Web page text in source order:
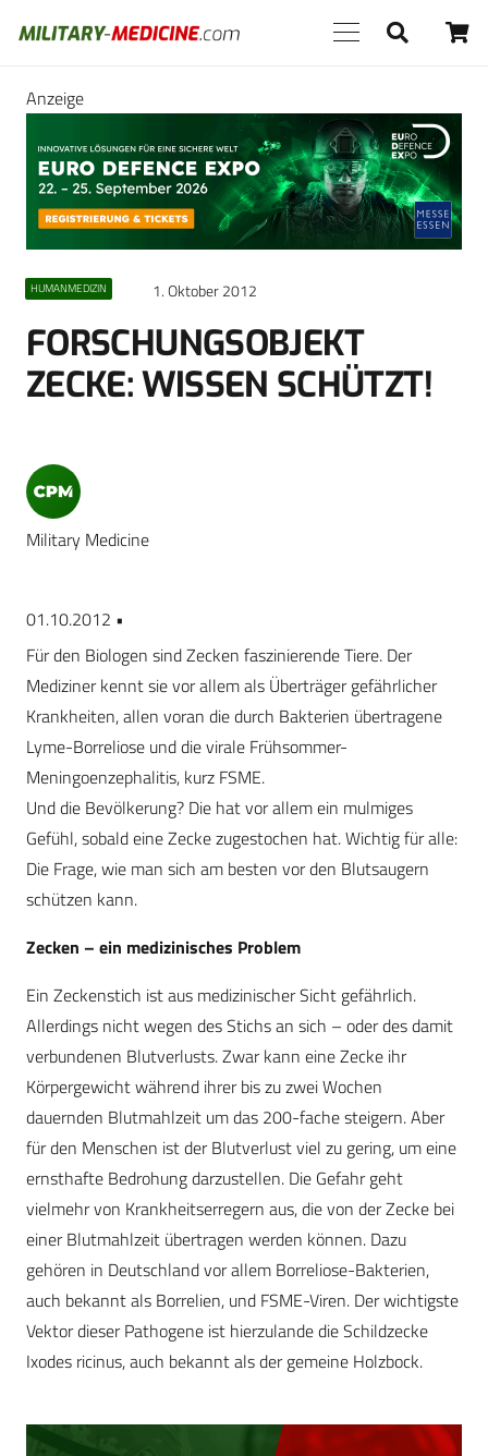
Anzeige
HUMANMEDIZIN 1. Oktober 2012
FORSCHUNGSOBJEKT
ZECKE: WISSEN SCHÜTZT!
Military Medicine
01.10.2012 •
Für den Biologen sind Zecken faszinierende Tiere. Der
Mediziner kennt sie vor allem als Überträger gefährlicher
Krankheiten, allen voran die durch Bakterien übertragene
Lyme-Borreliose und die virale Frühsommer-
Meningoenzephalitis, kurz FSME.
Und die Bevölkerung? Die hat vor allem ein mulmiges
Gefühl, sobald eine Zecke zugestochen hat. Wichtig für alle:
Die Frage, wie man sich am besten vor den Blutsaugern
schützen kann.
Zecken – ein medizinisches Problem
Ein Zeckenstich ist aus medizinischer Sicht gefährlich.
Allerdings nicht wegen des Stichs an sich – oder des damit
verbundenen Blutverlusts. Zwar kann eine Zecke ihr
Körpergewicht während ihrer bis zu zwei Wochen
dauernden Blutmahlzeit um das 200-fache steigern. Aber
für den Menschen ist der Blutverlust viel zu gering, um eine
ernsthafte Bedrohung darzustellen. Die Gefahr geht
vielmehr von Krankheitserregern aus, die von der Zecke bei
einer Blutmahlzeit übertragen werden können. Dazu
gehören in Deutschland vor allem Borreliose-Bakterien,
auch bekannt als Borrelien, und FSME-Viren. Der wichtigste
Vektor dieser Pathogene ist hierzulande die Schildzecke
Ixodes ricinus, auch bekannt als der gemeine Holzbock.